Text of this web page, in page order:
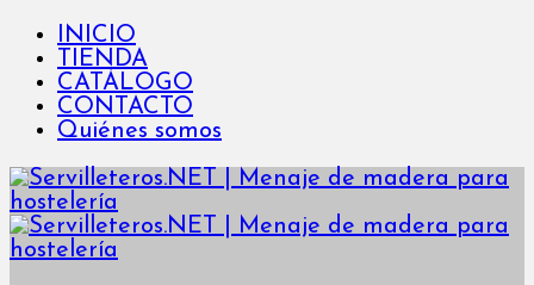
INICIO
TIENDA
CATÁLOGO
CONTACTO
Quiénes somos